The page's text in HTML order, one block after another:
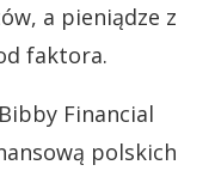
a pieniądze z
faktora.
Financial
polskich